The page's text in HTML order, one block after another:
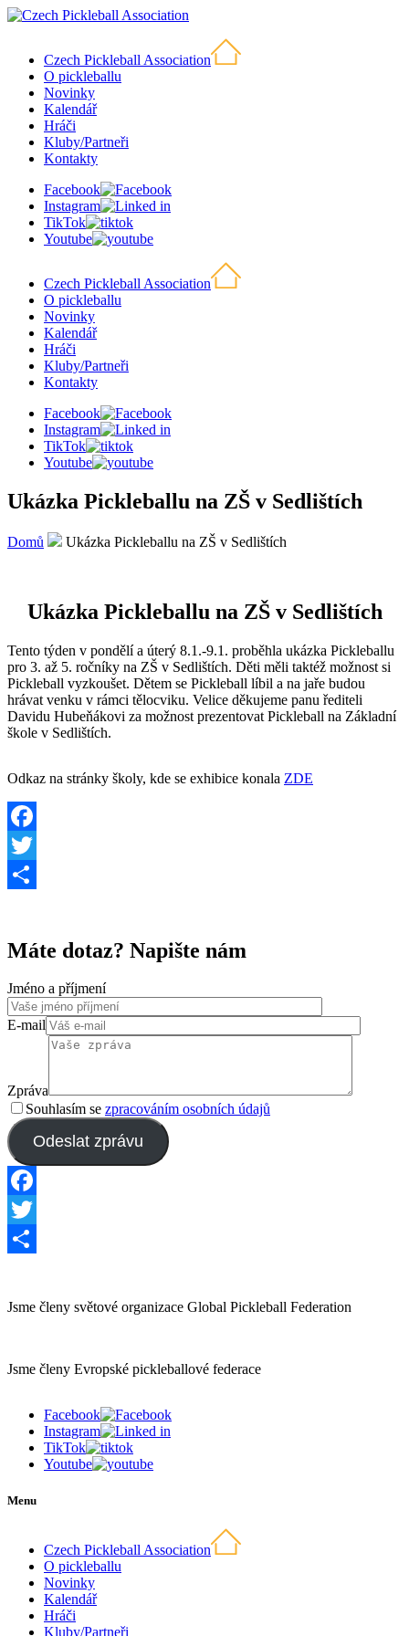
Czech Pickleball Association
O pickleballu
Novinky
Kalendář
Hráči
Kluby/Partneři
Kontakty
Facebook
Instagram
TikTok
Youtube
Czech Pickleball Association
O pickleballu
Novinky
Kalendář
Hráči
Kluby/Partneři
Kontakty
Facebook
Instagram
TikTok
Youtube
Ukázka Pickleballu na ZŠ v Sedlištích
Domů Ukázka Pickleballu na ZŠ v Sedlištích
Ukázka Pickleballu na ZŠ v Sedlištích
Tento týden v pondělí a úterý 8.1.-9.1. proběhla ukázka Pickleballu
pro 3. až 5. ročníky na ZŠ v Sedlištích. Děti měli taktéž možnost si
Pickleball vyzkoušet. Dětem se Pickleball líbil a na jaře budou
hrávat venku v rámci tělocviku. Velice děkujeme panu řediteli
Davidu Hubeňákovi za možnost prezentovat Pickleball na Základní
škole v Sedlištích.
Odkaz na stránky školy, kde se exhibice konala ZDE
Facebook
Twitter
Máte dotaz? Napište nám
Jméno a příjmení
E-mail
Zpráva
Souhlasím se zpracováním osobních údajů
Odeslat zprávu
Facebook
Twitter
Jsme členy světové organizace Global Pickleball Federation
Jsme členy Evropské pickleballové federace
Facebook
Instagram
TikTok
Youtube
Menu
Czech Pickleball Association
O pickleballu
Novinky
Kalendář
Hráči
Kluby/Partneři